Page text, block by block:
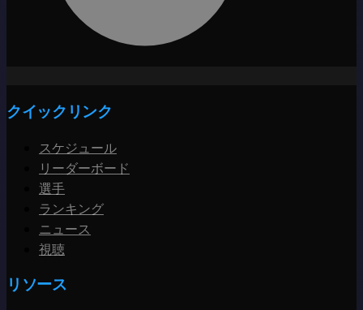
クイックリンク
スケジュール
リーダーボード
選手
ランキング
ニュース
視聴
リソース